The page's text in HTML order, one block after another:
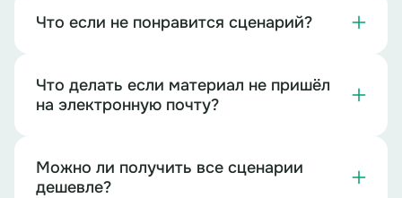
Что если не понравится сценарий?
Что делать если материал не пришёл
на электронную почту?
Можно ли получить все сценарии
дешевле?